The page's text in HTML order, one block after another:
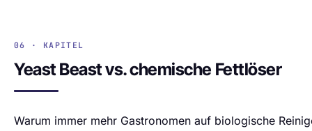
06 · KAPITEL
Yeast Beast vs. chemische Fettlöser
Warum immer mehr Gastronomen auf biologische